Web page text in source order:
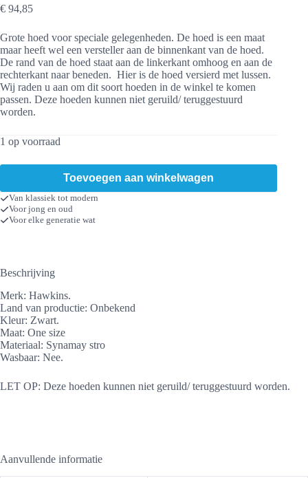
€ 94,85
Grote hoed voor speciale gelegenheden. De hoed is een maat
maar heeft wel een versteller aan de binnenkant van de hoed.
De rand van de hoed staat aan de linkerkant omhoog en aan de
rechterkant naar beneden. Hier is de hoed versierd met lussen.
Wij raden u aan om dit soort hoeden in de winkel te komen
passen. Deze hoeden kunnen niet geruild/ teruggestuurd
worden.
1 op voorraad
Toevoegen aan winkelwagen
Van klassiek tot modern
Voor jong en oud
Voor elke generatie wat
Beschrijving
Merk: Hawkins.
Land van productie: Onbekend
Kleur: Zwart.
Maat: One size
Materiaal: Synamay stro
Wasbaar: Nee.
LET OP: Deze hoeden kunnen niet geruild/ teruggestuurd worden.
Aanvullende informatie